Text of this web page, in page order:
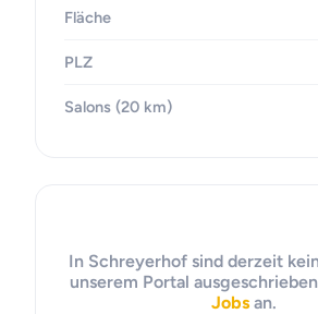
Fläche
PLZ
Salons (20 km)
In Schreyerhof sind derzeit
unserem Portal
Jobs an.